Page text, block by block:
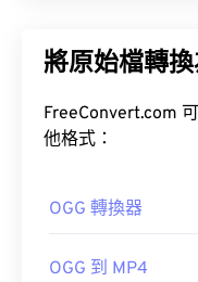
將原始檔轉
FreeConvert.com
他格式：
OGG 轉換器
OGG 到 MP4